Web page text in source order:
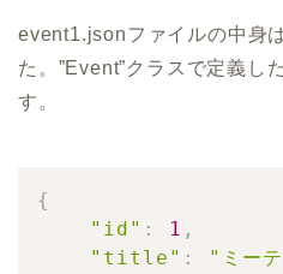
event1.jsonファイルの中身
た。”Event”クラスで定義し
す。
{
"id" : 1 ,
"title" : "ミー